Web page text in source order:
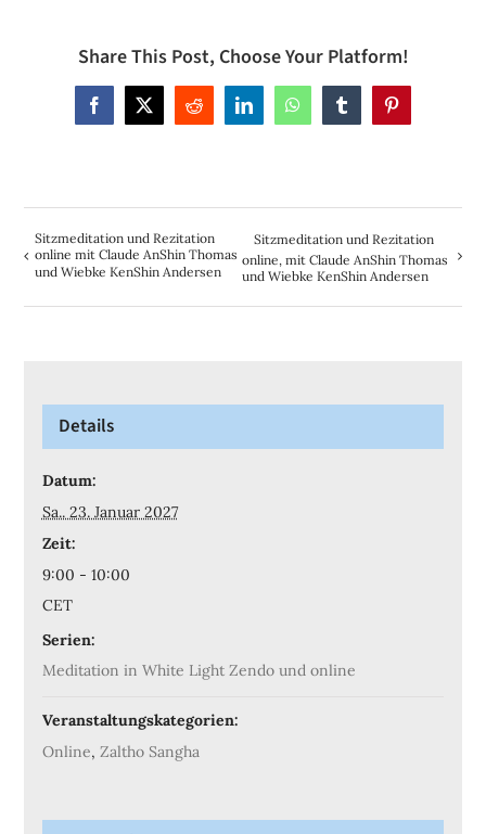
Share This Post, Choose Your Platform!
Facebook
X Reddit LinkedInWhatsAppTumblrPinterest
Sitzmeditation und Rezitation
online mit Claude AnShin Thomas
und Wiebke KenShin Andersen
Sitzmeditation und Rezitation
online, mit Claude AnShin Thomas
und Wiebke KenShin Andersen
Details
Datum:
Sa.. 23. Januar 2027
Zeit:
9:00 - 10:00
CET
Serien:
Meditation in White Light Zendo und online
Veranstaltungskategorien:
Online, Zaltho Sangha